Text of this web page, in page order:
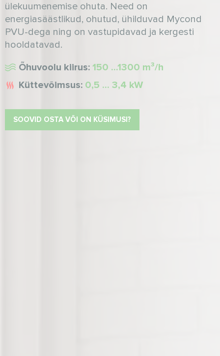
ülekuumenemise ohuta. Need on
energiasäästlikud, ohutud, ühilduvad Mycond
PVU-dega ning on vastupidavad ja kergesti
hooldatavad.
Õhuvoolu kiirus: 150 ...1300 m³/h
Küttevõimsus: 0,5 ... 3,4 kW
SOOVID OSTA VÕI ON KÜSIMUSI?